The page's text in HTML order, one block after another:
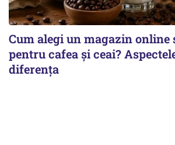
Cum alegi un magazin online
pentru cafea și ceai?
diferența